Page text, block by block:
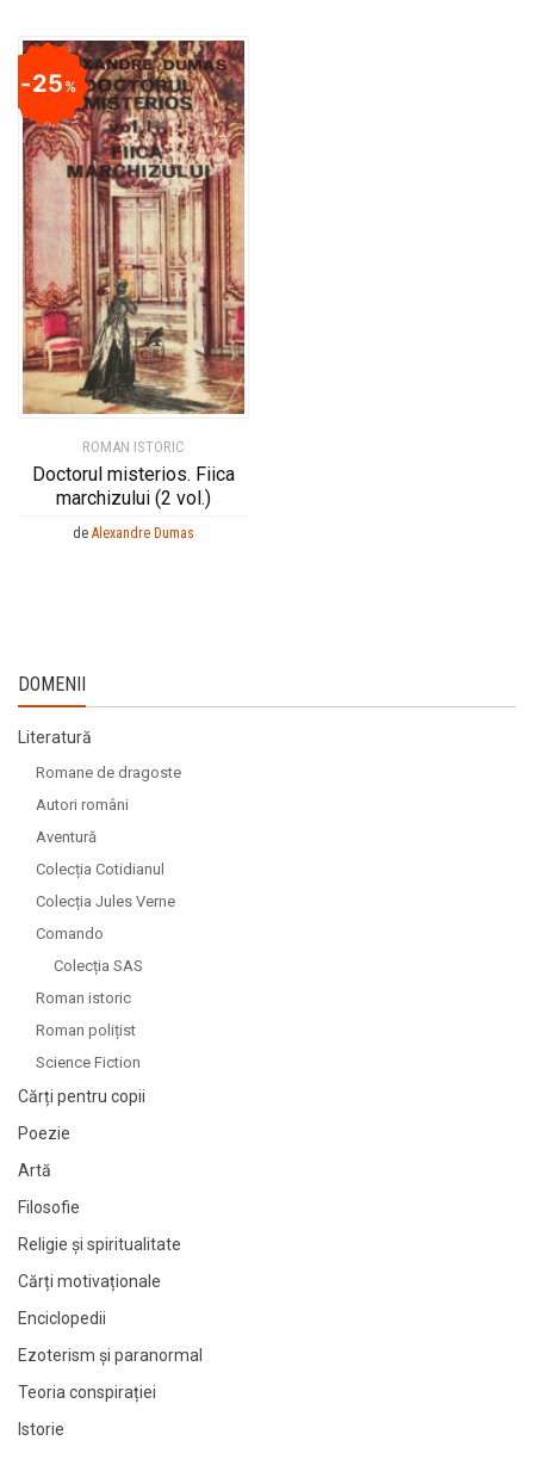
ROMAN ISTORIC
Doctorul misterios. Fiica
marchizului (2 vol.)
25%
de Alexandre Dumas
DOMENII
Literatură
Romane de dragoste
Autori români
Aventură
Colecția Cotidianul
Colecția Jules Verne
Comando
Colecția SAS
Roman istoric
Roman polițist
Science Fiction
Cărți pentru copii
Poezie
Artă
Filosofie
Religie și spiritualitate
Cărți motivaționale
Enciclopedii
Ezoterism și paranormal
Teoria conspirației
Istorie